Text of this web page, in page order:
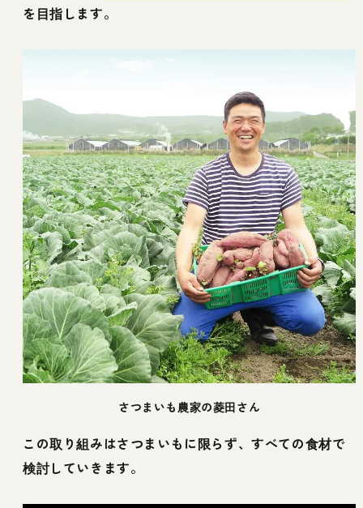
を目指します。
さつまいも農家の菱田さん
この取り組みはさつまいもに限らず、すべての食材で
検討していきます。